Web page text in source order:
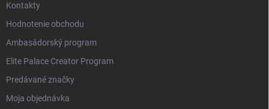
Kontakty
Hodnotenie obchodu
Ambasádorský program
Elite Palace Creator Program
Predávané značky
Moja objednávka